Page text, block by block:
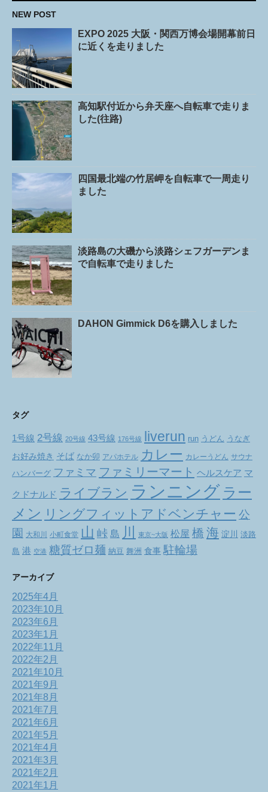
NEW POST
EXPO 2025 大阪・関西万博会場開幕前日
に近くを走りました
高知駅付近から弁天座へ自転車で走りま
した(往路)
四国最北端の竹居岬を自転車で一周走り
ました
淡路島の大磯から淡路シェフガーデンま
で自転車で走りました
DAHON Gimmick D6を購入しました
タグ
1号線 2号線 20号線 43号線 176号線 liverun run うどん うなぎ
お好み焼き そば なか卯 アパホテル カレー カレーうどん サウナ
ハンバーグ ファミマ ファミリーマート ヘルスケア マ
クドナルド ライブラン ランニング ラー
メン リングフィットアドベンチャー 公
園
大和川 小町食堂 山 峠 島 川 東京~大阪 松屋 橋 海 淀川
淡路
島 港 空港 糖質ゼロ麺 納豆 舞洲 食事 駐輪場
アーカイブ
2025年4月
2023年10月
2023年6月
2023年1月
2022年11月
2022年2月
2021年10月
2021年9月
2021年8月
2021年7月
2021年6月
2021年5月
2021年4月
2021年3月
2021年2月
2021年1月